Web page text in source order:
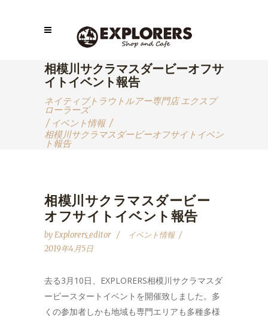
相模川サクラマスダービーオフサ
イトイベント報告
ネイティブトラウトルアー専門店 エクスプ
ローラーズ
/ イベント情報 /
相模川サクラマスダービーオフサイトイベン
ト報告
相模川サクラマスダービー
オフサイトイベント報告
byExplorers_editor
イベント情報
2019年4月5日
去る3月10日、EXPLORERS相模川サクラマスダ
ービースタートイベントを開催致しました。多
くの参加者しかも地域も専門エリアも多種多様